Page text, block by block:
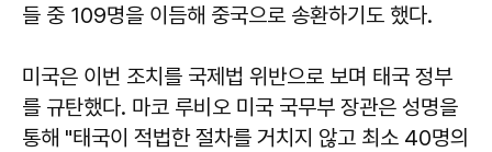
들 중 109명을 이듬해 중국으로 송환하기도 했다.
미국은 이번 조치를 국제법 위반으로 보며 태국 정부
를 규탄했다. 마코 루비오 미국 국무부 장관은 성명을
통해 "태국이 적법한 절차를 거치지 않고 최소 40명의